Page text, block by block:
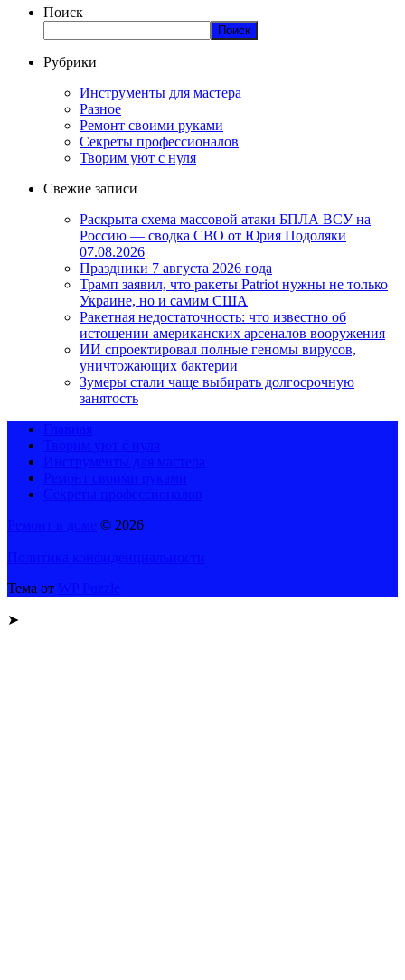
Поиск
Поиск
Рубрики
Инструменты для мастера
Разное
Ремонт своими руками
Секреты профессионалов
Творим уют с нуля
Свежие записи
Раскрыта схема массовой атаки БПЛА ВСУ на
Россию — сводка СВО от Юрия Подоляки
07.08.2026
Праздники 7 августа 2026 года
Трамп заявил, что ракеты Patriot нужны не только
Украине, но и самим США
Ракетная недостаточность: что известно об
истощении американских арсеналов вооружения
ИИ спроектировал полные геномы вирусов,
уничтожающих бактерии
Зумеры стали чаще выбирать долгосрочную
занятость
© 2026
Тема от
➤